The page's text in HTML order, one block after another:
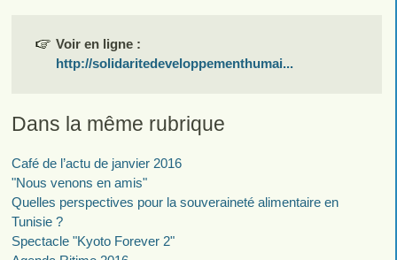
Voir en ligne :
http://solidaritedeveloppementhumai...
Dans la même rubrique
Café de l’actu de janvier 2016
"Nous venons en amis"
Quelles perspectives pour la souveraineté alimentaire en
Tunisie ?
Spectacle "Kyoto Forever 2"